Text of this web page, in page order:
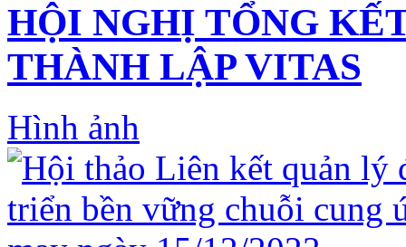
HỘI NGHỊ TỔNG
THÀNH LẬP VITAS
Hình ảnh